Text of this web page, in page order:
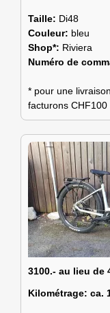
Taille: Di48
Couleur: bleu
Shop*: Riviera
Numéro de
* pour une
facturons CHF100
3100.- au lieu de
Kilométrage: ca.